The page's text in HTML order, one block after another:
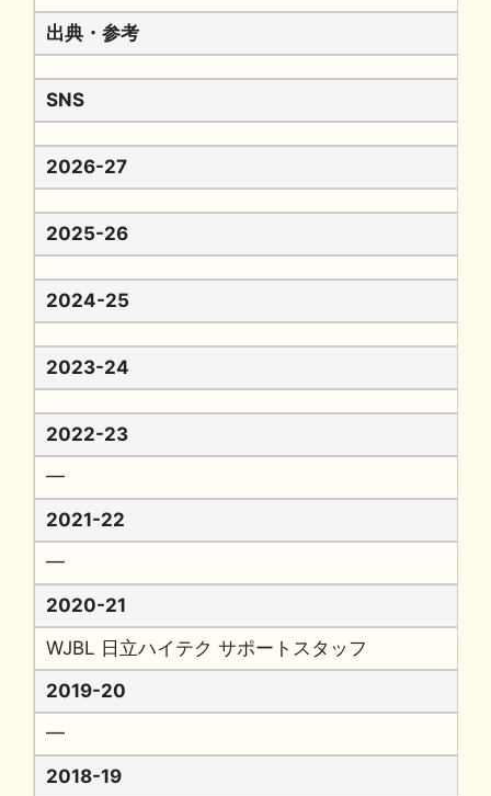
出典・参考
SNS
2026-27
2025-26
2024-25
2023-24
2022-23
━
2021-22
━
2020-21
WJBL 日立ハイテク サポートスタッフ
2019-20
━
2018-19